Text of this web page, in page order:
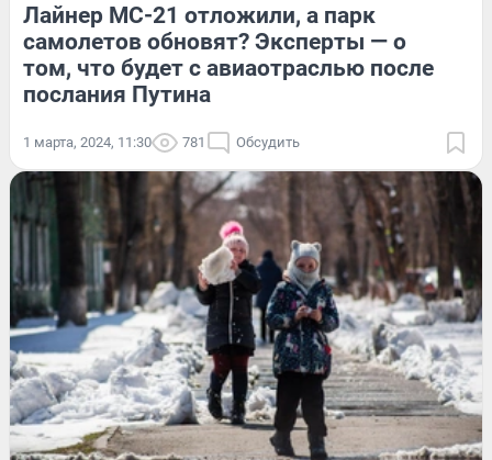
Лайнер MC-21 отложили, а парк
самолетов обновят? Эксперты — о
том, что будет с авиаотраслью после
послания Путина
1 марта, 2024, 11:30 781 Обсудить